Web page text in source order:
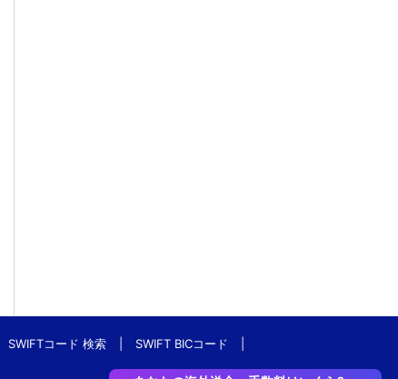
SWIFTコード 検索 SWIFT BICコード